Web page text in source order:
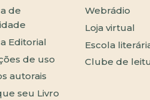
de
Editorial
de uso
autorais
seu Livro
Webrádio
Loja virtual
Escola
Clube de